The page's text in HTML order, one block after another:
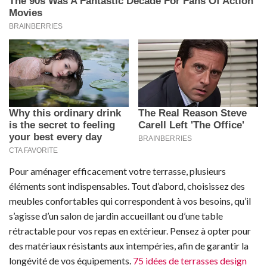
Pour aménager efficacement votre terrasse, plusieurs
éléments sont indispensables. Tout d’abord, choisissez des
meubles confortables qui correspondent à vos besoins, qu’il
s’agisse d’un salon de jardin accueillant ou d’une table
rétractable pour vos repas en extérieur. Pensez à opter pour
des matériaux résistants aux intempéries, afin de garantir la
longévité de vos équipements. 75 idées de terrasses design